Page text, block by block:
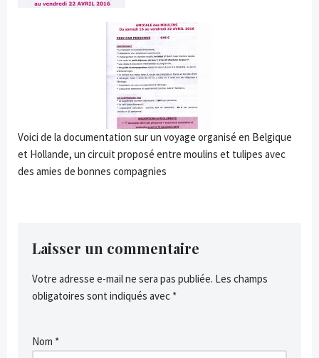
Voici de la documentation sur un voyage organisé en Belgique
et Hollande, un circuit proposé entre moulins et tulipes avec
des amies de bonnes compagnies
Laisser un commentaire
Votre adresse e-mail ne sera pas publiée. Les champs
obligatoires sont indiqués avec *
Nom *